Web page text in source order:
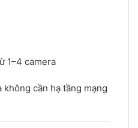
1–4 camera
cần hạ tầng mạng